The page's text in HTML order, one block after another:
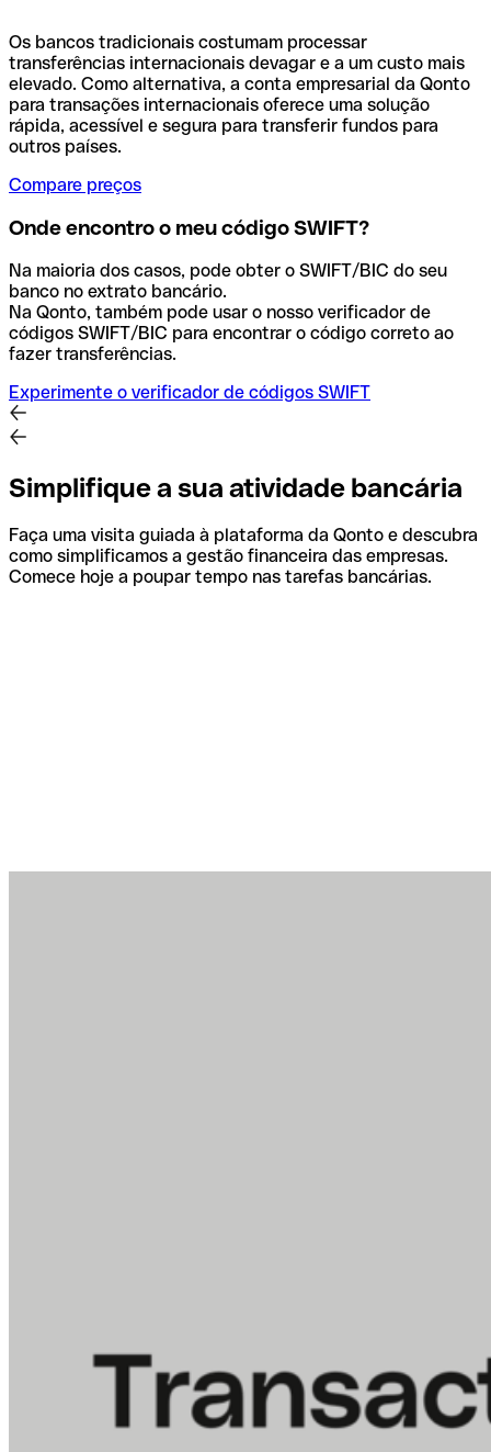
Os bancos tradicionais costumam processar
transferências internacionais devagar e a um custo mais
elevado. Como alternativa, a conta empresarial da Qonto
para transações internacionais oferece uma solução
rápida, acessível e segura para transferir fundos para
outros países.
Compare preços
Onde encontro o meu código SWIFT?
Na maioria dos casos, pode obter o SWIFT/BIC do seu
banco no extrato bancário.
Na Qonto, também pode usar o nosso verificador de
códigos SWIFT/BIC para encontrar o código correto ao
fazer transferências.
Experimente o verificador de códigos SWIFT
Simplifique a sua atividade bancária
Faça uma visita guiada à plataforma da Qonto e descubra
como simplificamos a gestão financeira das empresas.
Comece hoje a poupar tempo nas tarefas bancárias.